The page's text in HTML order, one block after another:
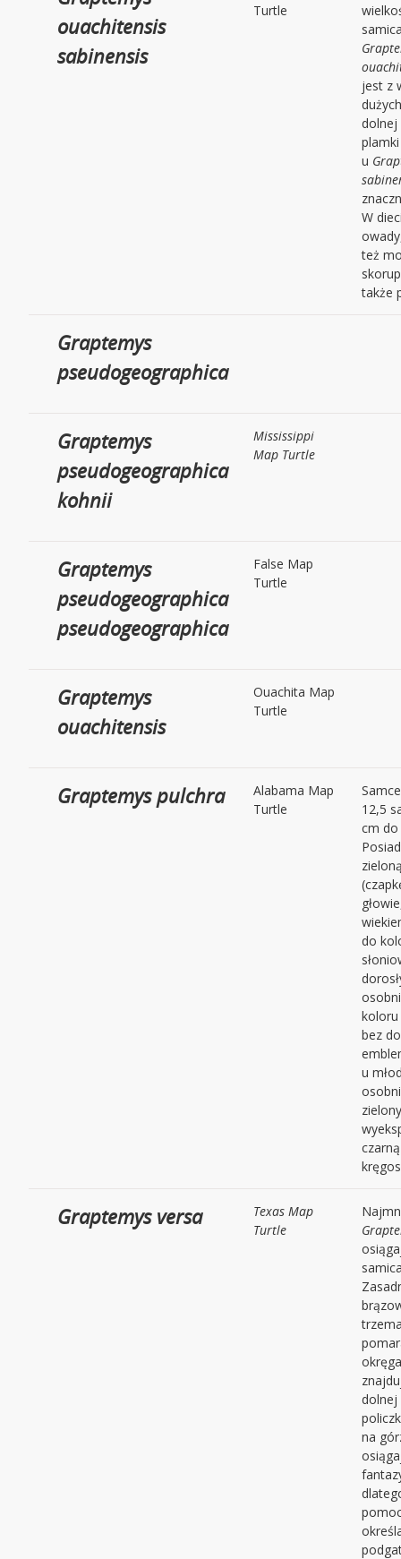
ouachitensis
sabinensis
Turtle
jest z
dolnej
u
W
też
także
Graptemys
pseudogeographica
Graptemys
pseudogeographica
kohnii
Mississippi
Map Turtle
Graptemys
pseudogeographica
pseudogeographica
False Map
Turtle
Graptemys
ouachitensis
Ouachita Map
Turtle
Graptemys pulchra
Alabama Map
Turtle
12,5
cm
do
bez
u
Graptemys versa
Texas Map
Turtle
dolnej
na